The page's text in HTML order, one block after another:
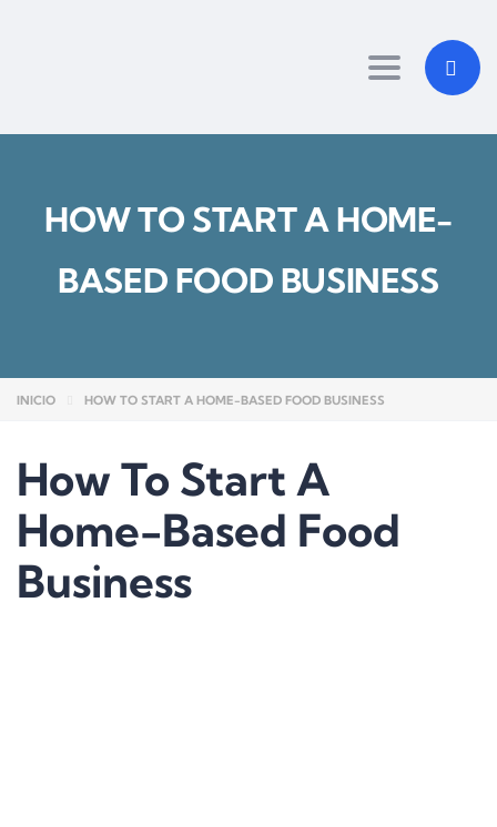
Toggle
HOW TO START A HOME-
BASED FOOD BUSINESS
INICIO HOW TO START A HOME-BASED FOOD BUSINESS
How To Start A
Home-Based Food
Business